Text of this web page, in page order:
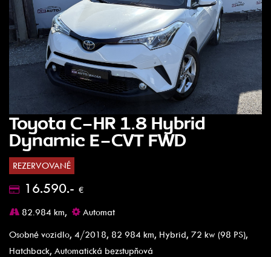
Toyota C-HR 1.8 Hybrid
Dynamic E-CVT FWD
REZERVOVANÉ
16.590.- €
82.984 km,
Automat
Osobné vozidlo, 4/2018, 82 984 km, Hybrid, 72 kw (98 PS),
Hatchback, Automatická bezstupňová